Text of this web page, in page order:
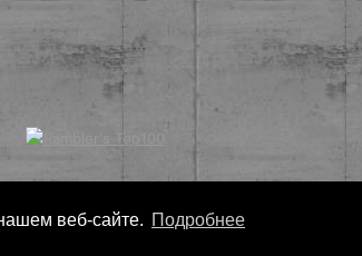
веб-сайте. Подробнее
Nonarko2026 - Все права защищены